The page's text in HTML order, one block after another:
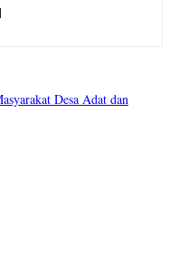
Desa Adat dan